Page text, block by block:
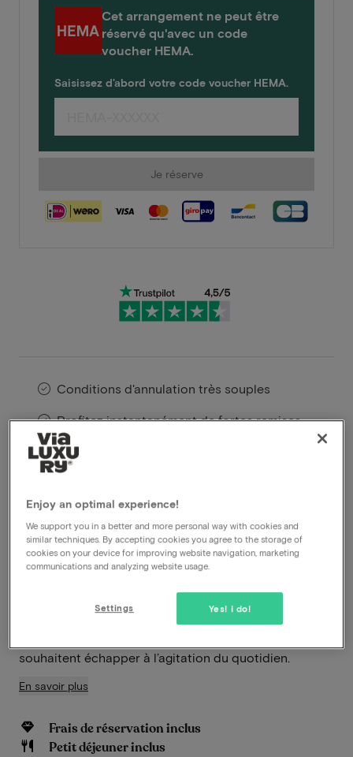
Cet arrangement ne peut être
réservé qu'avec un code
voucher HEMA.
Saisissez d'abord votre code voucher HEMA.
Je réserve
Conditions d'annulation très souples
Profitez instantanément de fortes remises
Les membres VIP bénéficient d'offres
spéciales
L’Hotel De Kommel est situé au cœur verdoyant de la
région des Fourons, une région réputée pour ses
collines vallonnées, ses villages pittoresques et sa
souhaitent échapper à l’agitation du quotidien.
En savoir plus
Frais de réservation inclus
Petit déjeuner inclus
Enjoy an optimal experience!
We support you in a better and more personal way with cookies and
similar techniques. By accepting cookies you agree to the storage of
cookies on your device for improving website navigation, marketing
communications and analyzing website usage.
Yes! I do!
Settings